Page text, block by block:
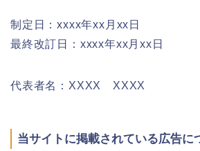
制定日：xxxx年xx月xx日
最終改訂日：xxxx年xx月xx日
代表者名：XXXX XXXX
当サイトに掲載されている広告に